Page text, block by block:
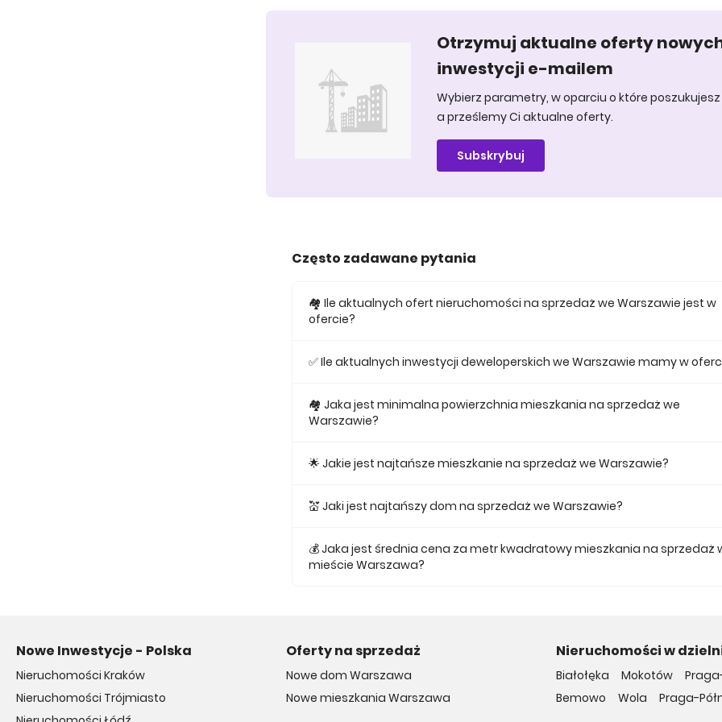
Otrzymuj aktualne oferty
inwestycji e-mailem
Wybierz parametry, w oparciu o które
a prześlemy Ci aktualne oferty.
Subskrybuj
Często zadawane pytania
🏘️ Ile aktualnych ofert nieruchomości na sprzedaż we Warszawie jest w
ofercie?
✅ Ile aktualnych inwestycji deweloperskich we Warszawie mamy w
🏘 Jaka jest minimalna powierzchnia mieszkania na sprzedaż we
Warszawie?
🌟 Jakie jest najtańsze mieszkanie na sprzedaż we Warszawie?
💒 Jaki jest najtańszy dom na sprzedaż we Warszawie?
💰 Jaka jest średnia cena za metr kwadratowy mieszkania na sprzedaż
mieście Warszawa?
Nowe Inwestycje - Polska
Nieruchomości Kraków
Nieruchomości Trójmiasto
Oferty na sprzedaż
Nowe dom Warszawa
Nowe mieszkania Warszawa
Nieruchomości w
Białołęka Mokotów
Bemowo
Wola Praga-